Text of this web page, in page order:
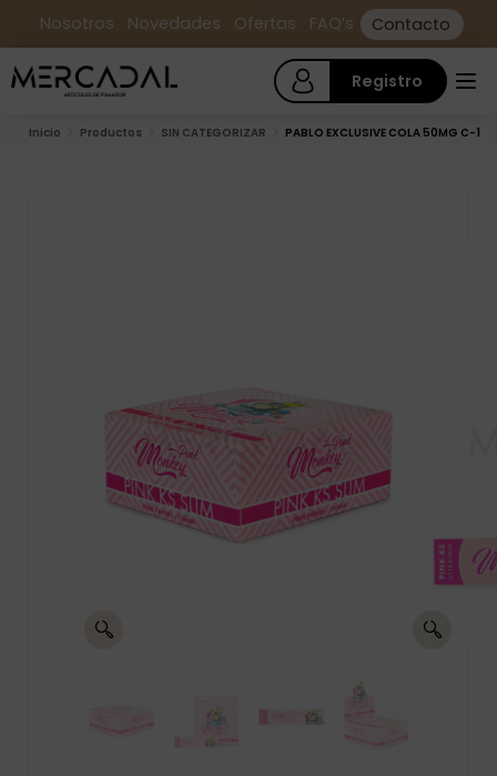
Nosotros Novedades Ofertas FAQ’s Contacto
Registro
Inicio Productos SIN CATEGORIZAR PABLO EXCLUSIVE COLA 50MG C-1